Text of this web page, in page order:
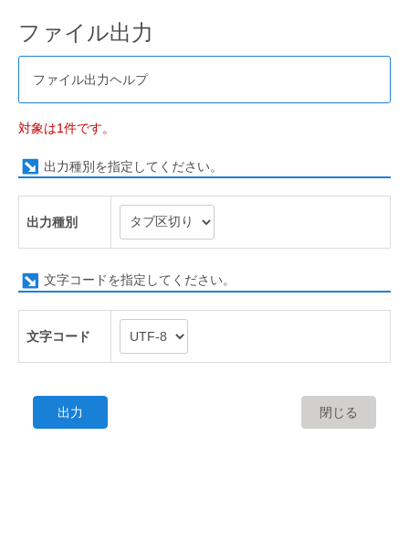
ファイル出力
ファイル出力ヘルプ
対象は1件です。
出力種別を指定してください。
出力種別
文字コードを指定してください。
文字コード